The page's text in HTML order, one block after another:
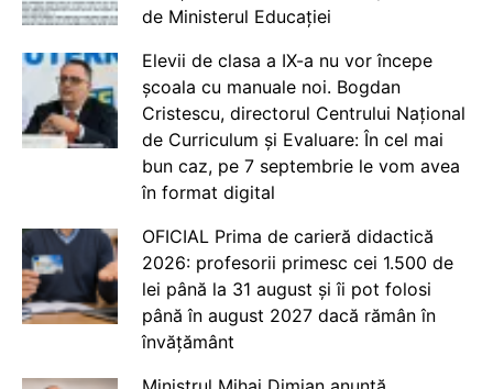
de Ministerul Educației
Elevii de clasa a IX-a nu vor începe
școala cu manuale noi. Bogdan
Cristescu, directorul Centrului Național
de Curriculum și Evaluare: În cel mai
bun caz, pe 7 septembrie le vom avea
în format digital
OFICIAL Prima de carieră didactică
2026: profesorii primesc cei 1.500 de
lei până la 31 august și îi pot folosi
până în august 2027 dacă rămân în
învățământ